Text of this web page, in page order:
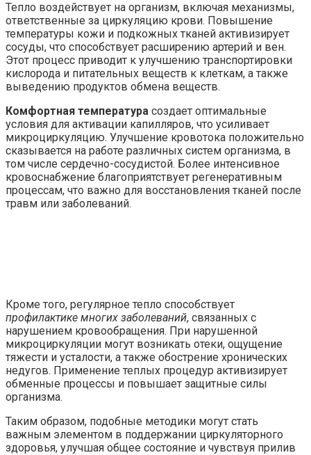
Тепло воздействует на организм, включая механизмы,
ответственные за циркуляцию крови. Повышение
температуры кожи и подкожных тканей активизирует
сосуды, что способствует расширению артерий и вен.
Этот процесс приводит к улучшению транспортировки
кислорода и питательных веществ к клеткам, а также
выведению продуктов обмена веществ.
Комфортная температура создает оптимальные
условия для активации капилляров, что усиливает
микроциркуляцию. Улучшение кровотока положительно
сказывается на работе различных систем организма, в
том числе сердечно-сосудистой. Более интенсивное
кровоснабжение благоприятствует регенеративным
процессам, что важно для восстановления тканей после
травм или заболеваний.
Кроме того, регулярное тепло способствует
профилактике многих заболеваний, связанных с
нарушением кровообращения. При нарушенной
микроциркуляции могут возникать отеки, ощущение
тяжести и усталости, а также обострение хронических
недугов. Применение теплых процедур активизирует
обменные процессы и повышает защитные силы
организма.
Таким образом, подобные методики могут стать
важным элементом в поддержании циркуляторного
здоровья, улучшая общее состояние и чувствуя прилив